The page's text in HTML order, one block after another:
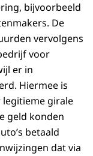
bijvoorbeeld
De
vervolgens
voor
er in
Hiermee is
girale
geld konden
betaald
dat via